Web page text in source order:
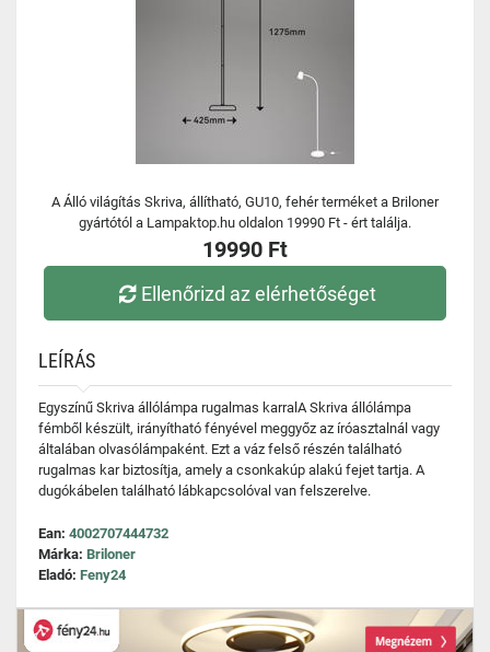
A Álló világítás Skriva, állítható, GU10, fehér terméket a Briloner
gyártótól a Lampaktop.hu oldalon 19990 Ft - ért találja.
19990 Ft
Ellenőrizd az elérhetőséget
LEÍRÁS
Egyszínű Skriva állólámpa rugalmas karralA Skriva állólámpa
fémből készült, irányítható fényével meggyőz az íróasztalnál vagy
általában olvasólámpaként. Ezt a váz felső részén található
rugalmas kar biztosítja, amely a csonkakúp alakú fejet tartja. A
dugókábelen található lábkapcsolóval van felszerelve.
Ean: 4002707444732
Márka: Briloner
Eladó: Feny24